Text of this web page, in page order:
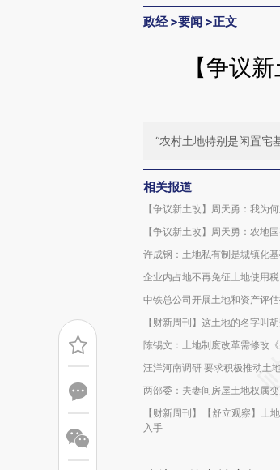
政经>要闻 >正文
【争议
“农村土地特别是闲置宅
相关报道
【争议新土改】周天勇：我为
【争议新土改】周天勇：农地
许成钢：土地私有制是城镇化
企业内占地不再免征土地使用税
中铁总公司开展土地和资产评
【财新周刊】这土地的名字叫
陈锡文：土地制度改革需修改《
汪洋河南调研 要求积极推动土
两部委：夫妻间房屋土地权属
【财新周刊】【舒立观察】土
入手